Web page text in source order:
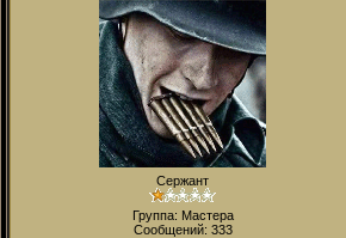
Сержант
Группа: Мастера
Сообщений: 333